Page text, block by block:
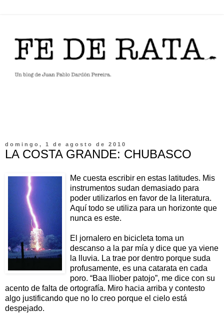
domingo, 1 de agosto de 2010
LA COSTA GRANDE: CHUBASCO
Me cuesta escribir en estas latitudes. Mis
instrumentos sudan demasiado para
poder utilizarlos en favor de la literatura.
Aquí todo se utiliza para un horizonte que
nunca es este.
El jornalero en bicicleta toma un
descanso a la par mía y dice que ya viene
la lluvia. La trae por dentro porque suda
profusamente, es una catarata en cada
poro. “Baa lliober patojo”, me dice con su
acento de falta de ortografía. Miro hacia arriba y contesto
algo justificando que no lo creo porque el cielo está
despejado.